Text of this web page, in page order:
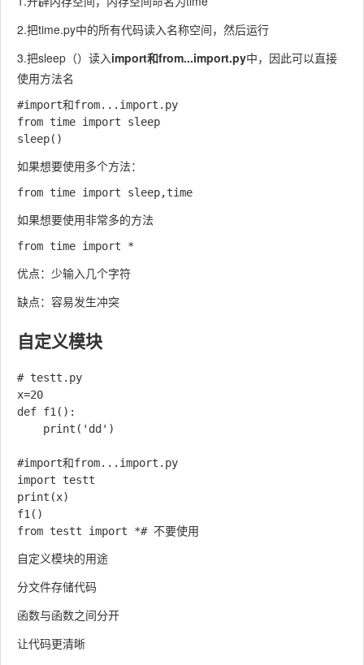
2.把time.py中的所有代码读入名称空间，然后运行
3.把sleep（）读入import和from...import.py中，因此可以直接
使用方法名
#import和from...import.py
from time import sleep
如果想要使用多个方法：
如果想要使用非常多的方法
优点：少输入几个字符
缺点：容易发生冲突
自定义模块
# testt.py
x=20
def f1():
#import和from...import.py
import testt
print(x)
f1()
自定义模块的用途
分文件存储代码
函数与函数之间分开
让代码更清晰